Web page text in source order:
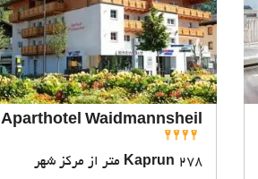
Aparthotel Waidmannsheil
Kaprun 278 متر از مرکز شهر